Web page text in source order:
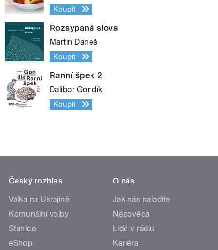
Koupit
Rozsypaná slova
Martin Daneš
Koupit
Ranní špek 2
Dalibor Gondík
Koupit
Český rozhlas
Válka na Ukrajině
Komunální volby
Stanice
eShop
O nás
Jak nás naladíte
Nápověda
Lidé v rádiu
Kariéra